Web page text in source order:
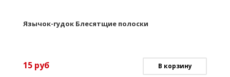
Язычок-гудок Блесятщие полоски
15 руб В корзину